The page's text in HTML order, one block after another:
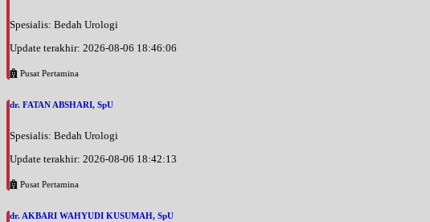
Spesialis: Bedah Urologi
Update terakhir: 2026-08-06 18:46:06
Pusat Pertamina
dr. FATAN ABSHARI, SpU
Spesialis: Bedah Urologi
Update terakhir: 2026-08-06 18:42:13
Pusat Pertamina
dr. AKBARI WAHYUDI KUSUMAH, SpU